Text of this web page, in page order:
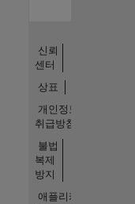
신뢰
센터
상표
개인정보
취급방침
불법
복제
방지
애플리케이션